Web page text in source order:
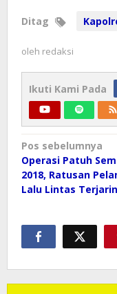
Ditag
oleh redaksi
Ikuti Kami Pada
Navigasi
pos
Pos sebelumnya
Operasi Patuh
2018, Ratusan
Lalu Lintas